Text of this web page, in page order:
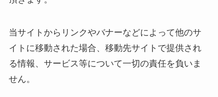
当サイトからリンクやバナーなどによって他のサ
イトに移動された場合、移動先サイトで提供され
る情報、サービス等について一切の責任を負いま
せん。